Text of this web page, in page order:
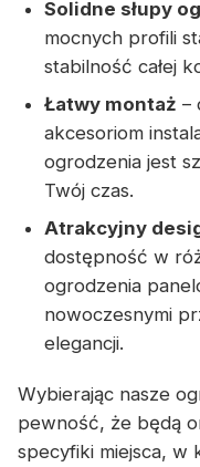
Solidne słupy
mocnych profili
stabilność całej
Łatwy montaż –
akcesoriom
ogrodzenia jest
Twój czas.
Atrakcyjny
dostępność w
ogrodzenia
nowoczesnymi
elegancji.
Wybierając nasze
pewność, że będą
specyfiki miejsca, w